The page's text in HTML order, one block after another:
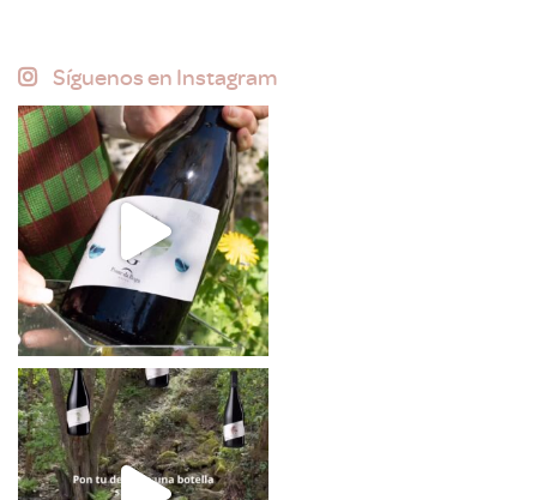
Síguenos en Instagram